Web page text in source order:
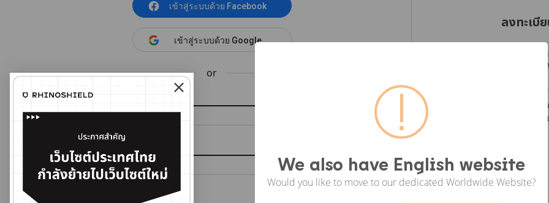
We also have English website
Would you like to move to our dedicated Worldwide Website?
เข้าสู่ระบบด้วย Facebook
เข้าสู่ระบบด้วย Google
or
อีเมล
รหัสผ่าน
ลงทะเบี
RHINOSHIELD
ออกเฉียงใต้ตั้งแต่วั
โปรดลงทะเบียนบัญ
ได้อย่างต่อเนื่อง พ
หากต้องการตรวจ